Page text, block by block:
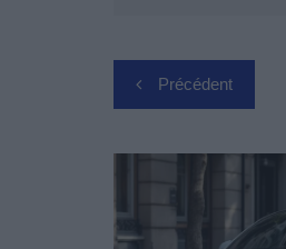
Navigation
de
l’article
Précédent